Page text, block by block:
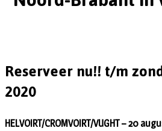
Reserveer nu!! t/m
2020
HELVOIRT/CROMVOIRT/VUGHT – 20